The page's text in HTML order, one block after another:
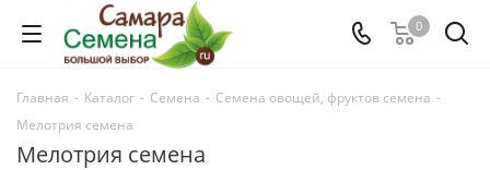
0
Главная - Каталог - Семена - Семена овощей, фруктов семена -
Мелотрия семена
Мелотрия семена